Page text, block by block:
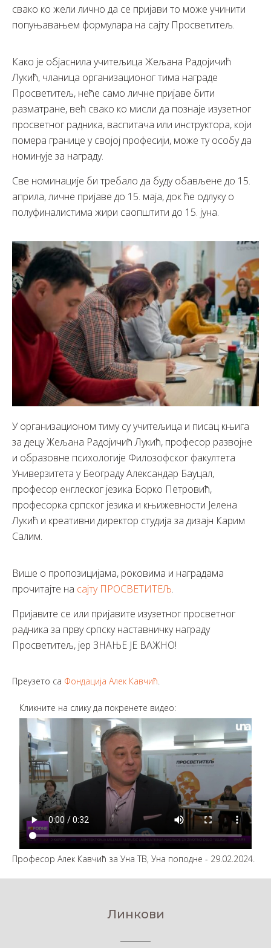
свако ко жели лично да се пријави то може учинити
попуњавањем формулара на сајту Просветитељ.
Како је објаснила учитељица Жељана Радојичић
Лукић, чланица организационог тима награде
Просветитељ, неће само личне пријаве бити
разматране, већ свако ко мисли да познаје изузетног
просветног радника, васпитача или инструктора, који
помера границе у својој професији, може ту особу да
номинује за награду.
Све номинације би требало да буду обављене до 15.
априла, личне пријаве до 15. маја, док ће одлуку о
полуфиналистима жири саопштити до 15. јуна.
У организационом тиму су учитељица и писац књига
за децу Жељана Радојичић Лукић, професор развојне
и образовне психологије Филозофског факултета
Универзитета у Београду Александар Бауцал,
професор енглеског језика Борко Петровић,
професорка српског језика и књижевности Јелена
Лукић и креативни директор студија за дизајн Карим
Салим.
Више о пропозицијама, роковима и наградама
прочитајте на сајту ПРОСВЕТИТЕЉ.
Пријавите се или пријавите изузетног просветног
радника за прву српску наставничку награду
Просветитељ, јер ЗНАЊЕ ЈЕ ВАЖНО!
Преузето са Фондација Алек Кавчић
Кликните на слику да покренете видео:
Професор Алек Кавчић за Уна ТВ, Уна поподне - 29.02.2024.
Линкови